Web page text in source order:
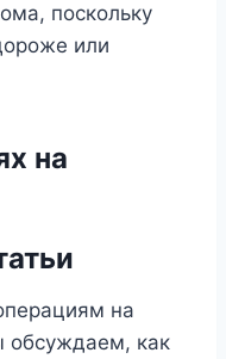
поскольку
или
на
на
обсуждаем, как